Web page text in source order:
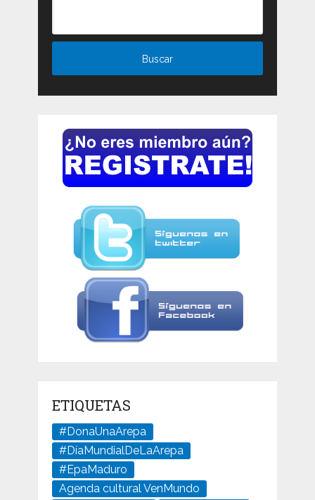
ETIQUETAS
#DonaUnaArepa
#DíaMundialDeLaArepa
#EpaMaduro
Agenda cultural VenMundo